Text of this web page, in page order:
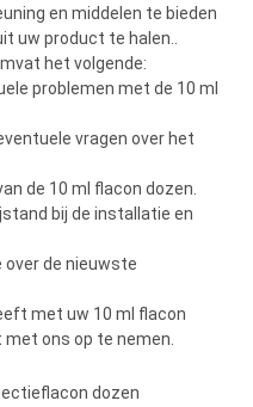
en middelen te bieden
uw product te halen..
het volgende:
problemen met de 10 ml
vragen over het
de 10 ml flacon dozen.
bij de installatie en
de nieuwste
met uw 10 ml flacon
ons op te nemen.
dozen